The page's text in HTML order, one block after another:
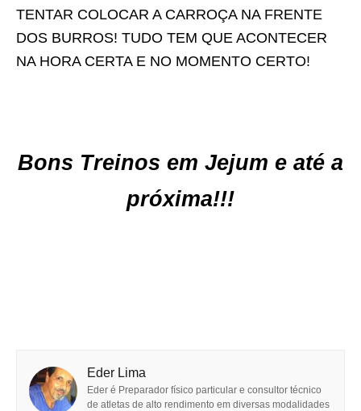
TENTAR COLOCAR A CARROÇA NA FRENTE
DOS BURROS! TUDO TEM QUE ACONTECER
NA HORA CERTA E NO MOMENTO CERTO!
Bons Treinos em Jejum e até a
próxima!!!
Eder Lima
Eder é Preparador físico particular e consultor técnico
de atletas de alto rendimento em diversas modalidades